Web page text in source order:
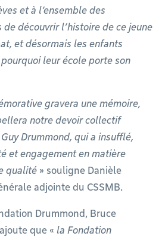
et à l’ensemble des
découvrir l’histoire de ce jeune
et désormais les enfants
leur école porte son
gravera une mémoire,
notre devoir collectif
Drummond, qui a insufflé,
et engagement en matière
qualité » souligne Danièle
adjointe du CSSMB.
Drummond, Bruce
que « la Fondation